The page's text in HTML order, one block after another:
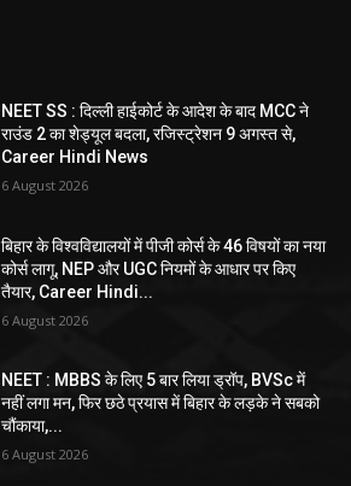
NEET SS : दिल्ली हाईकोर्ट के आदेश के बाद MCC ने
राउंड 2 का शेड्यूल बदला, रजिस्ट्रेशन 9 अगस्त से,
Career Hindi News
6 August 2026
बिहार के विश्वविद्यालयों में पीजी कोर्स के 46 विषयों का नया
कोर्स लागू, NEP और UGC नियमों के आधार पर किए
तैयार, Career Hindi...
6 August 2026
NEET : MBBS के लिए 5 बार लिया ड्रॉप, BVSc में
नहीं लगा मन, फिर छठे प्रयास में बिहार के लड़के ने सबको
चौंकाया,...
6 August 2026